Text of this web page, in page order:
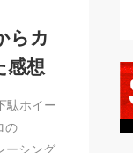
らカ
感想
駄ホイー
の
ーシング